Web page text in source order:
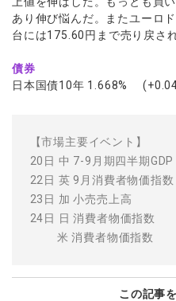
あり伸び悩んだ。またユーロ
台には175.60円まで売り戻され
債券
日本国債10年 1.668%
【市場主要イベント】
20日 中 7-9月期四半期GDP
22日 英 9月消費者物価指数
23日 加 小売売上高
24日 日 消費者物価指数
米 消費者物価指数
この記事